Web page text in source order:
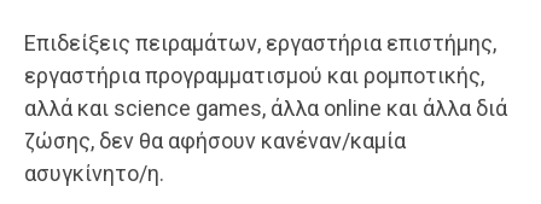
Επιδείξεις πειραμάτων, εργαστήρια επιστήμης,
εργαστήρια προγραμματισμού και ρομποτικής,
αλλά και science games, άλλα online και άλλα διά
ζώσης, δεν θα αφήσουν κανέναν/καμία
ασυγκίνητο/η.